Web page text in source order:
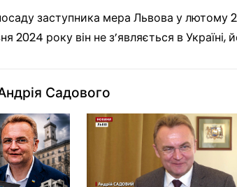
заступника мера Львова у
2024 року він не з’являється в Україні,
Садового